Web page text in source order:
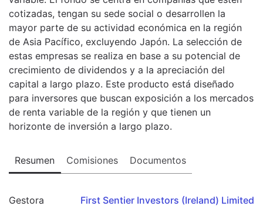
cotizadas, tengan su sede social o desarrollen la
mayor parte de su actividad económica en la región
de Asia Pacífico, excluyendo Japón. La selección de
estas empresas se realiza en base a su potencial de
crecimiento de dividendos y a la apreciación del
capital a largo plazo. Este producto está diseñado
para inversores que buscan exposición a los mercados
de renta variable de la región y que tienen un
horizonte de inversión a largo plazo.
Resumen Comisiones Documentos
Gestora First Sentier Investors (Ireland) Limited